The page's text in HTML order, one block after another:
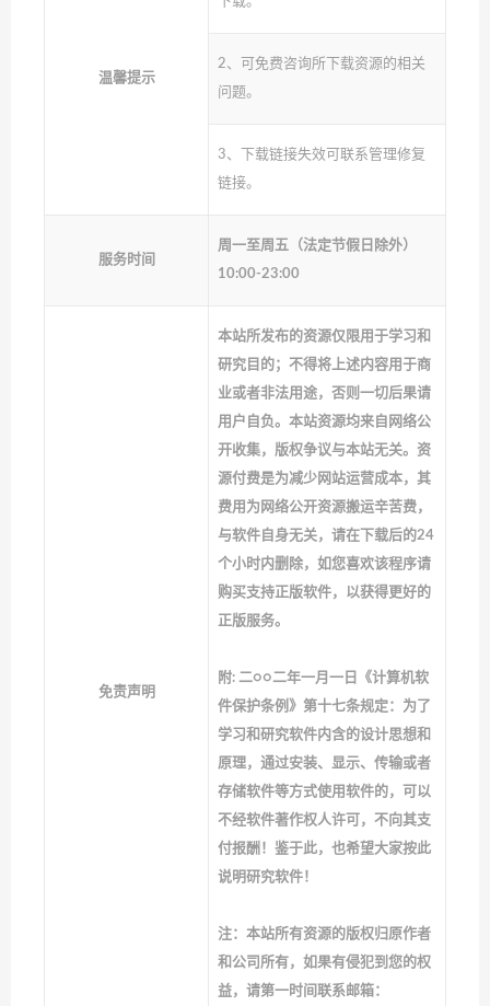
温馨提示
2、可免费咨询所下载资源的相关
问题。
3、下载链接失效可联系管理修复
链接。
服务时间
周一至周五（法定节假日除外）
10:00-23:00
免责声明
本站所发布的资源仅限用于学习和
研究目的；不得将上述内容用于商
业或者非法用途，否则一切后果请
用户自负。本站资源均来自网络公
开收集，版权争议与本站无关。资
源付费是为减少网站运营成本，其
费用为网络公开资源搬运辛苦费，
与软件自身无关，请在下载后的24
个小时内删除，如您喜欢该程序请
购买支持正版软件，以获得更好的
正版服务。
附: 二○○二年一月一日《计算机软
件保护条例》第十七条规定：为了
学习和研究软件内含的设计思想和
原理，通过安装、显示、传输或者
存储软件等方式使用软件的，可以
不经软件著作权人许可，不向其支
付报酬！鉴于此，也希望大家按此
说明研究软件！
注：本站所有资源的版权归原作者
和公司所有，如果有侵犯到您的权
益，请第一时间联系邮箱：